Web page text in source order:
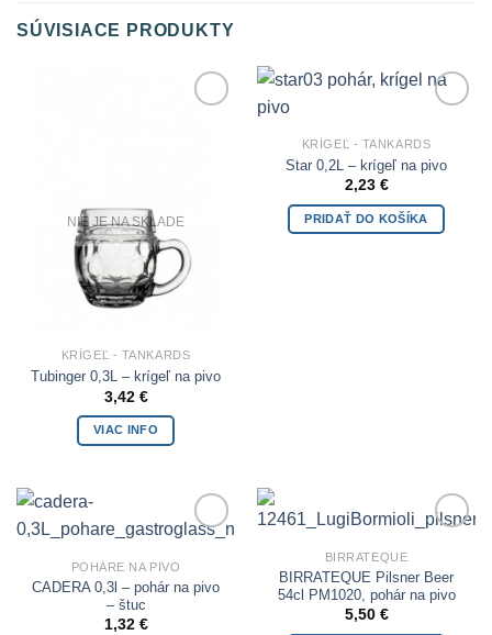
SÚVISIACE PRODUKTY
NIE JE NA SKLADE
KRÍGEĽ - TANKARDS
Tubinger 0,3L – krígeľ na pivo
3,42 €
VIAC INFO
KRÍGEĽ - TANKARDS
Star 0,2L – krígeľ na pivo
2,23 €
PRIDAŤ DO KOŠÍKA
POHÁRE NA PIVO
CADERA 0,3l – pohár na pivo
– štuc
1,32 €
BIRRATEQUE
BIRRATEQUE Pilsner Beer
54cl PM1020, pohár na pivo
5,50 €